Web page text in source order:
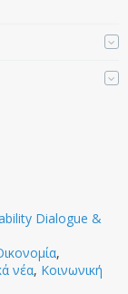
Dialogue &
,
νέα, Κοινωνική